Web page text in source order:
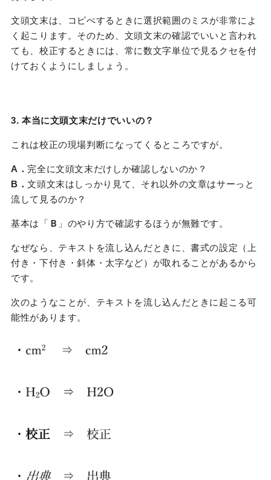
文頭文末は、コピぺするときに選択範囲のミスが非常によ
く起こります。そのため、文頭文末の確認でいいと言われ
ても、校正するときには、常に数文字単位で見るクセを付
けておくようにしましょう。
3. 本当に文頭文末だけでいいの？
これは校正の現場判断になってくるところですが。
A． 完全に文頭文末だけしか確認しないのか？
B．文頭文末はしっかり見て、それ以外の文章はサーっと
流して見るのか？
基本は「 Ｂ 」のやり方で確認するほうが無難です。
なぜなら、テキストを流し込んだときに、書式の設定（上
付き・下付き・斜体・太字など）が取れることがあるから
です。
次のようなことが、テキストを流し込んだときに起こる可
能性があります。